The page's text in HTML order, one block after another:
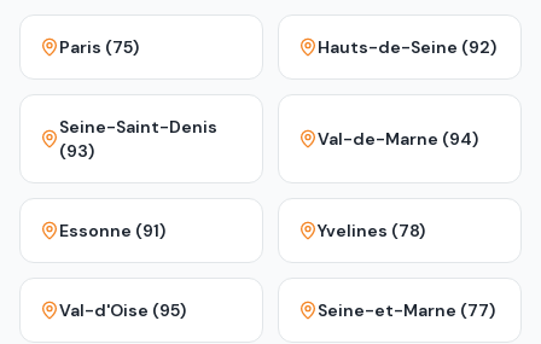
Paris (75) Hauts-de-Seine (92)
Seine-Saint-Denis
(93)
Val-de-Marne (94)
Essonne (91) Yvelines (78)
Val-d'Oise (95) Seine-et-Marne (77)